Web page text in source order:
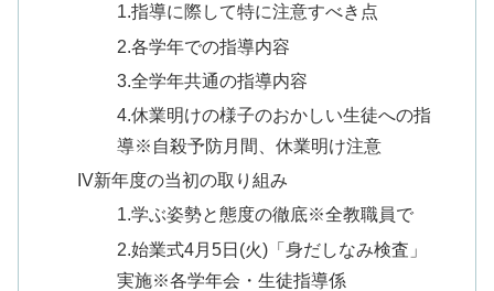
1.指導に際して特に注意すべき点
2.各学年での指導内容
3.全学年共通の指導内容
4.休業明けの様子のおかしい生徒への指
導※自殺予防月間、休業明け注意
IV新年度の当初の取り組み
1.学ぶ姿勢と態度の徹底※全教職員で
2.始業式4月5日(火)「身だしなみ検査」
実施※各学年会・生徒指導係